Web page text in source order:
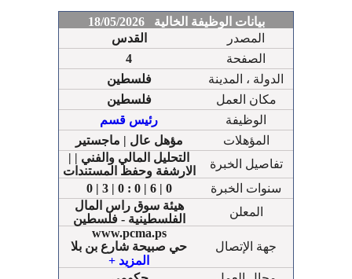
بيانات الوظيفة الخالية 18/05/2026
القدس
المصدر
4
الصفحة
فلسطين
الدولة ، المدينة
فلسطين
مكان العمل
رئيس قسم
الوظيفة
مؤهل عال | ماجستير
المؤهلات
التحليل المالي والفني | |
الارشفة وحفظ المستندات
تفاصيل الخبرة
0 | 3 | 0 : 0 | 6 | 0
سنوات الخبرة
هيئة سوق راس المال
الفلسطينية - فلسطين
المعلن
www.pcma.ps
حي صبيحة شارع بن بلا
داخلي 112
داخلي 120
+ المزيد
جهة الإتصال